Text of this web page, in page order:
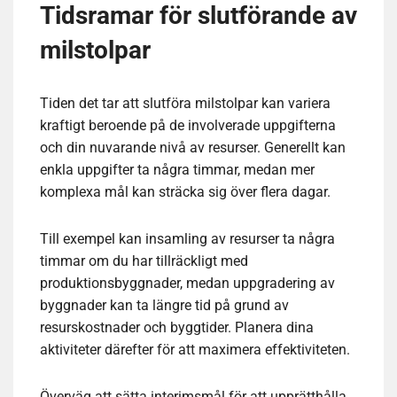
Tidsramar för slutförande av
milstolpar
Tiden det tar att slutföra milstolpar kan variera
kraftigt beroende på de involverade uppgifterna
och din nuvarande nivå av resurser. Generellt kan
enkla uppgifter ta några timmar, medan mer
komplexa mål kan sträcka sig över flera dagar.
Till exempel kan insamling av resurser ta några
timmar om du har tillräckligt med
produktionsbyggnader, medan uppgradering av
byggnader kan ta längre tid på grund av
resurskostnader och byggtider. Planera dina
aktiviteter därefter för att maximera effektiviteten.